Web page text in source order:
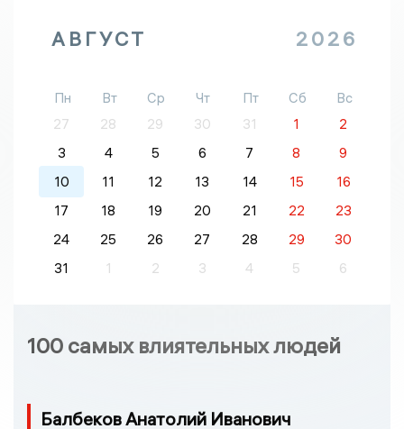
АВГУСТ 2026
Пн Вт Ср Чт Пт Сб
Вс
27
28 29 30 31 1
2
3
4 5 6 7 8
9
10
11 12 13 14 15
16
17
18 19 20 21 22
23
24
25 26 27 28 29
30
31
1 2 3 4 5 6
100 самых влиятельных людей
Балбеков Анатолий Иванович